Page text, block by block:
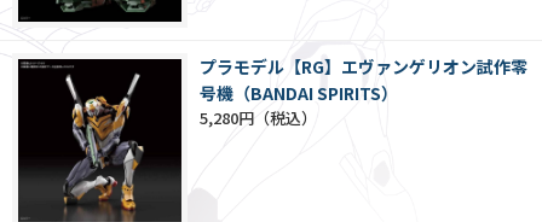
プラモデル【RG】エヴァンゲリオン試作零
号機（BANDAI SPIRITS）
5,280円